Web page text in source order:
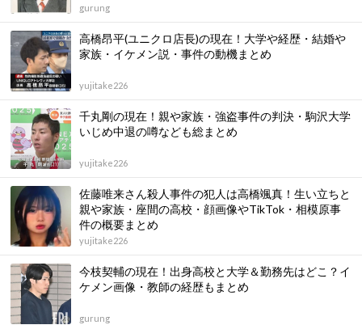
gurung
高橋昂平(ユニクロ店長)の現在！大学や経歴・結婚や
家族・イケメン説・事件の動機まとめ
yujitake226
千丸剛の現在！親や家族・強盗事件の判決・駒沢大学
いじめ中退の噂なども総まとめ
yujitake226
佐藤唯来さん殺人事件の犯人は高橋颯真！生い立ちと
親や家族・座間の高校・顔画像やTikTok・相模原事
件の概要まとめ
yujitake226
今枝契輔の現在！出身高校と大学＆勤務先はどこ？イ
ケメン画像・教師の経歴もまとめ
gurung